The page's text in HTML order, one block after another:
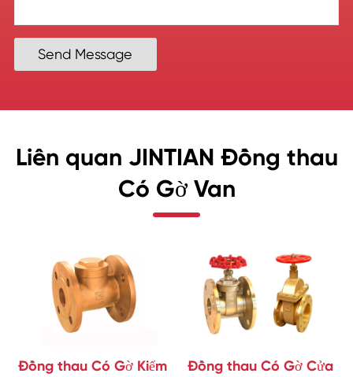
Send Message
Liên quan JINTIAN Đồng thau
Có Gờ Van
Đồng thau Có Gờ Kiểm
Đồng thau Có Gờ Cửa